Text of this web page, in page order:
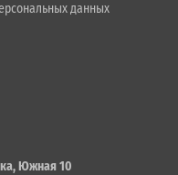
данных
Южная 10